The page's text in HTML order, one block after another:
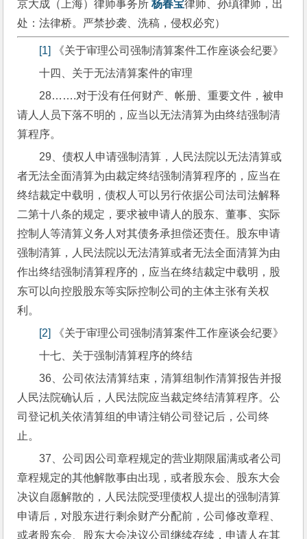
京大成（上海）律师事务所 杨春宝律师、孙瑱律师，出
处：法律桥。严禁抄袭、洗稿，侵权必究）
[1]
《关于审理公司强制清算案件工作座谈会纪要》
十四、关于无法清算案件的审理
28…….对于没有任何财产、帐册、重要文件，被申
请人人员下落不明的，应当以无法清算为由终结强制清
算程序。
29、债权人申请强制清算，人民法院以无法清算或
者无法全面清算为由裁定终结强制清算程序的，应当在
终结裁定中载明，债权人可以另行依据公司法司法解释
二第十八条的规定，要求被申请人的股东、董事、实际
控制人等清算义务人对其债务承担偿还责任。股东申请
强制清算，人民法院以无法清算或者无法全面清算为由
作出终结强制清算程序的，应当在终结裁定中载明，股
东可以向控股股东等实际控制公司的主体主张有关权
利。
[2]
《关于审理公司强制清算案件工作座谈会纪要》
十七、关于强制清算程序的终结
36、公司依法清算结束，清算组制作清算报告并报
人民法院确认后，人民法院应当裁定终结清算程序。公
司登记机关依清算组的申请注销公司登记后，公司终
止。
37、公司因公司章程规定的营业期限届满或者公司
章程规定的其他解散事由出现，或者股东会、股东大会
决议自愿解散的，人民法院受理债权人提出的强制清算
申请后，对股东进行剩余财产分配前，公司修改章程、
或者股东会、股东大会决议公司继续存续，申请人在其